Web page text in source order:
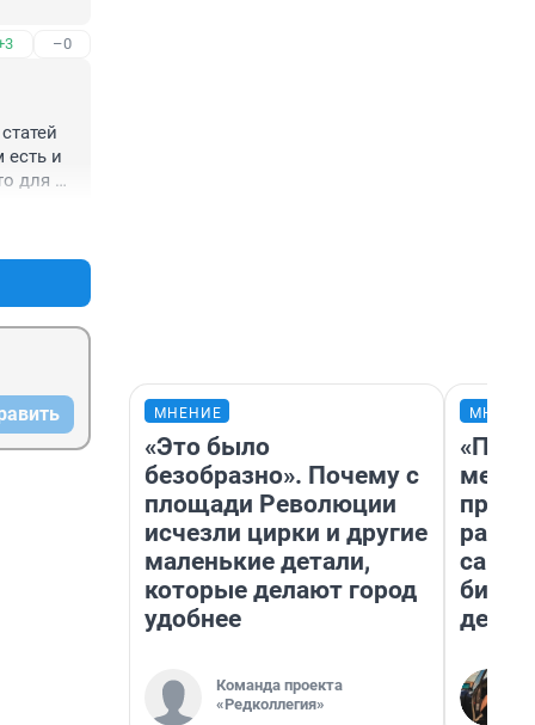
–0
есть и
для
её
а воз и
МНЕНИЕ
«Это было
безобразно». Почему с
площади Революции
исчезли цирки и другие
маленькие детали,
которые делают город
удобнее
Команда проекта
«Редколлегия»